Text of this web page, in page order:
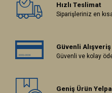
Hızlı Teslimat
Siparişleriniz en
Güvenli Alışveriş
Güvenli ve kolay
Geniş Ürün